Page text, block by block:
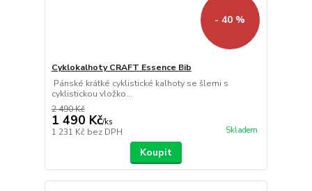
- 40 %
Cyklokalhoty CRAFT Essence Bib
Pánské krátké cyklistické kalhoty se šlemi s
cyklistickou vložko...
2 490 Kč
1 490 Kč/ks
1 231 Kč bez DPH Skladem
Koupit